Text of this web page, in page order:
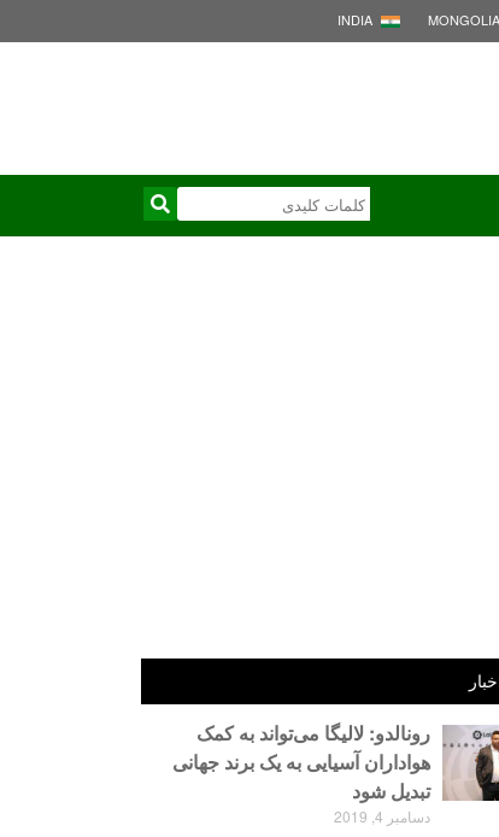
MONGOLIA
INDIA
رونالدو: لالیگا می‌تواند به کمک
هواداران آسیایی به یک برند جهانی
تبدیل شود
دسامبر 4, 2019